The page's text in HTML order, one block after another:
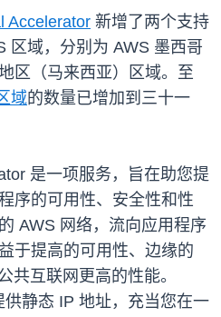
Accelerator 新增了两个支持
区域，分别为 AWS 墨西哥
区（马来西亚）区域。至
域的数量已增加到三十一
是一项服务，旨在助您提
序的可用性、安全性和性
AWS 网络，流向应用程序
于提高的可用性、边缘的
共互联网更高的性能。
静态 IP 地址，充当您在一